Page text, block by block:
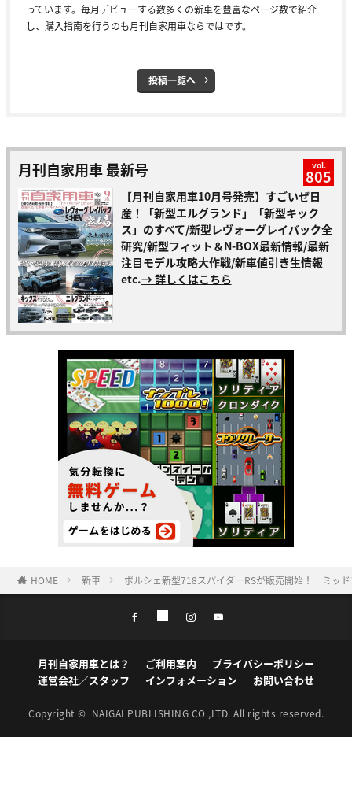
っています。毎月デビューする数多くの新車を豊富なページ数で紹介
し、購入指南を行うのも月刊自家用車ならではです。
投稿一覧へ
月刊自家用車 最新号 vol.
805
【月刊自家用車10月号発売】すごいぜ日
産！「新型エルグランド」「新型キック
ス」のすべて/新型レヴォーグレイバック全
研究/新型フィット＆N-BOX最新情報/最新
注目モデル攻略大作戦/新車値引き生情報
etc.→ 詳しくはこちら
HOME 新車 ポルシェ新型718スパイダーRSが販売開始！ ミッ
月刊自家用車とは？ ご利用案内
プライバシーポリシー
運営会社／スタッフ
インフォメーション お問い合わせ
Copyright © NAIGAI PUBLISHING CO.,LTD. All rights reserved.